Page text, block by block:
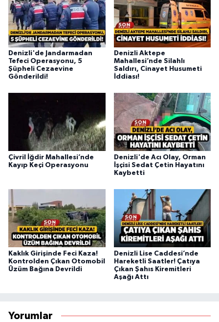
Denizli'de Jandarmadan
Tefeci Operasyonu, 5
Şüpheli Cezaevine
Gönderildi!
Denizli Aktepe
Mahallesi’nde Silahlı
Saldırı, Cinayet Husumeti
İddiası!
Çivril İğdir Mahallesi’nde
Kayıp Keçi Operasyonu
Denizli'de Acı Olay, Orman
İşçisi Sedat Çetin Hayatını
Kaybetti
Kaklık Girişinde Feci Kaza!
Kontrolden Çıkan Otomobil
Üzüm Bağına Devrildi
Denizli Lise Caddesi’nde
Hareketli Saatler! Çatıya
Çıkan Şahıs Kiremitleri
Aşağı Attı
Yorumlar